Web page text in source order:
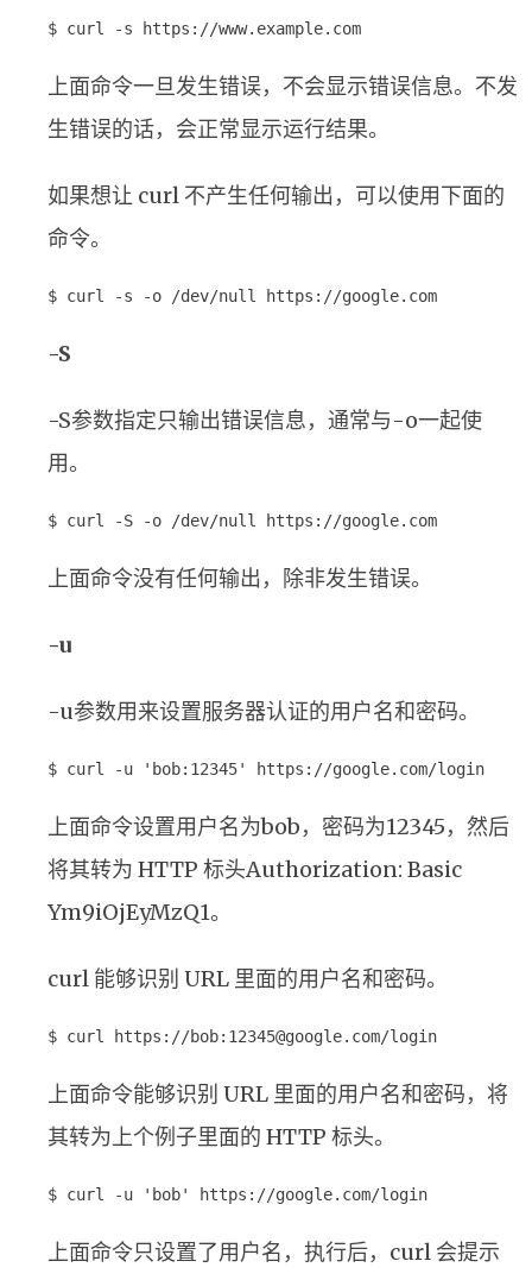
$ curl -s https://www.example.com
上面命令一旦发生错误，不会显示错误信息。不发
生错误的话，会正常显示运行结果。
如果想让 curl 不产生任何输出，可以使用下面的
命令。
$ curl -s -o /dev/null https://google.com
-S
-S参数指定只输出错误信息，通常与-o一起使
用。
$ curl -S -o /dev/null https://google.com
上面命令没有任何输出，除非发生错误。
-u
-u参数用来设置服务器认证的用户名和密码。
$ curl -u 'bob:12345' https://google.com/login
上面命令设置用户名为bob，密码为12345，然后
将其转为 HTTP 标头Authorization: Basic
Ym9iOjEyMzQ1。
curl 能够识别 URL 里面的用户名和密码。
$ curl https://bob:12345@google.com/login
上面命令能够识别 URL 里面的用户名和密码，将
其转为上个例子里面的 HTTP 标头。
$ curl -u 'bob' https://google.com/login
上面命令只设置了用户名，执行后，curl 会提示